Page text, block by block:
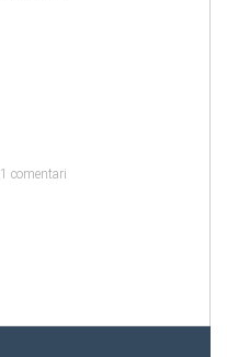
1 comentari